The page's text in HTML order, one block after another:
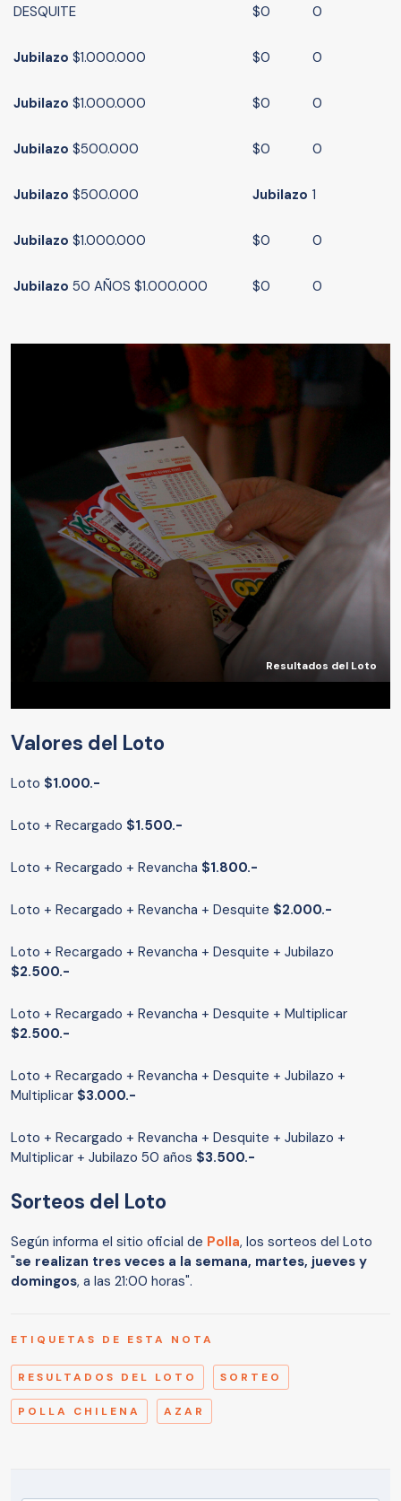
DESQUITE $0 0
Jubilazo $1.000.000 $0 0
Jubilazo $1.000.000 $0 0
Jubilazo $500.000 $0 0
Jubilazo $500.000 Jubilazo 1
Jubilazo $1.000.000 $0 0
Jubilazo 50 AÑOS $1.000.000 $0 0
Resultados del Loto
Valores del Loto
Loto $1.000.-
Loto + Recargado $1.500.-
Loto + Recargado + Revancha $1.800.-
Loto + Recargado + Revancha + Desquite $2.000.-
Loto + Recargado + Revancha + Desquite + Jubilazo
$2.500.-
Loto + Recargado + Revancha + Desquite + Multiplicar
$2.500.-
Loto + Recargado + Revancha + Desquite + Jubilazo +
Multiplicar $3.000.-
Loto + Recargado + Revancha + Desquite + Jubilazo +
Multiplicar + Jubilazo 50 años $3.500.-
Sorteos del Loto
Según informa el sitio oficial de Polla, los sorteos del Loto
"se realizan tres veces a la semana, martes, jueves y
domingos, a las 21:00 horas".
ETIQUETAS DE ESTA NOTA
RESULTADOS DEL LOTO SORTEO
POLLA CHILENA AZAR